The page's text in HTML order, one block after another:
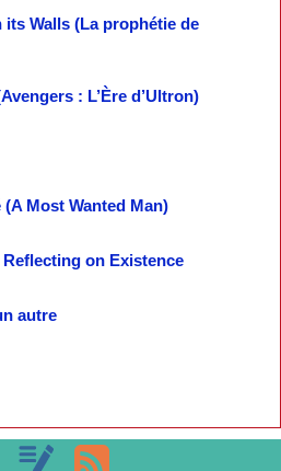
Walls (La prophétie de
: L’Ère d’Ultron)
Most Wanted Man)
on Existence
autre